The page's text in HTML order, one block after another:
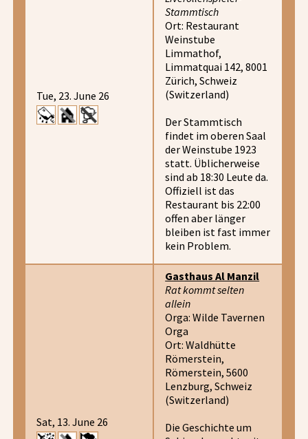
Tue, 23. June 26
Stammtisch
Ort: Restaurant
Weinstube
Limmathof,
Limmatquai 142, 8001
Zürich, Schweiz
(Switzerland)
Der Stammtisch
findet im oberen Saal
der Weinstube 1923
statt. Üblicherweise
sind ab 18:30 Leute da.
Offiziell ist das
Restaurant bis 22:00
offen aber länger
bleiben ist fast immer
kein Problem.
Sat, 13. June 26
Gasthaus Al Manzil
Rat kommt selten
allein
Orga: Wilde Tavernen
Orga
Ort: Waldhütte
Römerstein,
Römerstein, 5600
Lenzburg, Schweiz
(Switzerland)
Die Geschichte um